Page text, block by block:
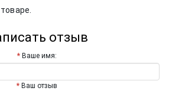
отзыв
Ваше имя:
Ваш отзыв